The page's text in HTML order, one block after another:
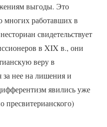
выгоды. Это
многих работавших в
свидетельствует
в XIX в., они
веру в
нее на лишения и
явились уже
пресвитерианского)